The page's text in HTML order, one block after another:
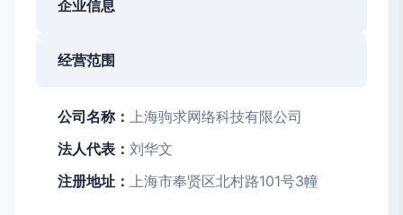
企业信息
经营范围
公司名称： 上海驹求网络科技有限公司
法人代表： 刘华文
注册地址： 上海市奉贤区北村路101号3幢